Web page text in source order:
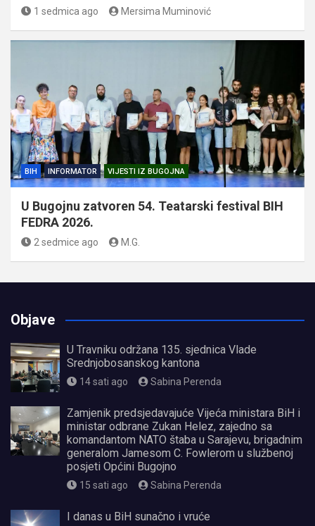
1 sedmica ago Mersima Muminović
BIH INFORMATOR VIJESTI IZ BUGOJNA
U Bugojnu zatvoren 54. Teatarski festival BIH
FEDRA 2026.
2 sedmice ago M.G.
Objave
U Travniku održana 135. sjednica Vlade
Srednjobosanskog kantona
14 sati ago Sabina Perenda
Zamjenik predsjedavajuće Vijeća ministara BiH i
ministar odbrane Zukan Helez, zajedno sa
komandantom NATO štaba u Sarajevu, brigadnim
generalom Jamesom C. Fowlerom u službenoj
posjeti Općini Bugojno
15 sati ago Sabina Perenda
I danas u BiH sunačno i vruće